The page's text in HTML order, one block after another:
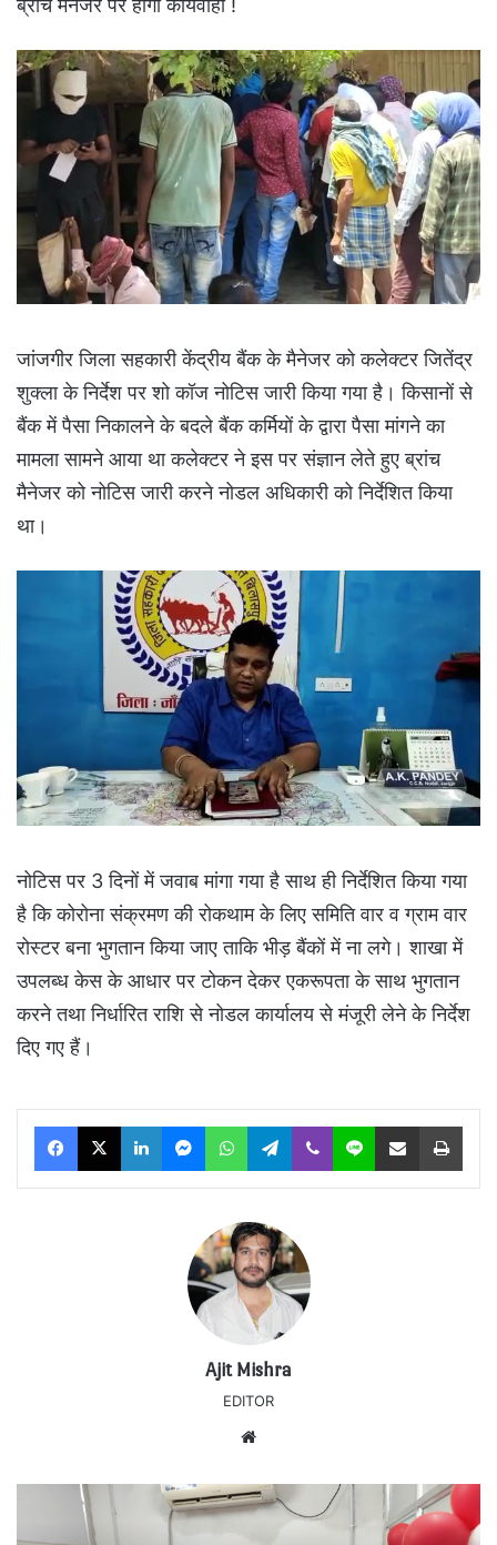
जांजगीर जिला सहकारी केंद्रीय बैंक के मैनेजर को कलेक्टर जितेंद्र
शुक्ला के निर्देश पर शो कॉज नोटिस जारी किया गया है। किसानों से
बैंक में पैसा निकालने के बदले बैंक कर्मियों के द्वारा पैसा मांगने का
मामला सामने आया था कलेक्टर ने इस पर संज्ञान लेते हुए ब्रांच
मैनेजर को नोटिस जारी करने नोडल अधिकारी को निर्देशित किया
था।
नोटिस पर 3 दिनों में जवाब मांगा गया है साथ ही निर्देशित किया गया
है कि कोरोना संक्रमण की रोकथाम के लिए समिति वार व ग्राम वार
रोस्टर बना भुगतान किया जाए ताकि भीड़ बैंकों में ना लगे। शाखा में
उपलब्ध केस के आधार पर टोकन देकर एकरूपता के साथ भुगतान
करने तथा निर्धारित राशि से नोडल कार्यालय से मंजूरी लेने के निर्देश
दिए गए हैं।
Facebook
X LinkedInMessengerWhatsAppTelegram
Viber Line Share via Email Print
Ajit Mishra
EDITOR